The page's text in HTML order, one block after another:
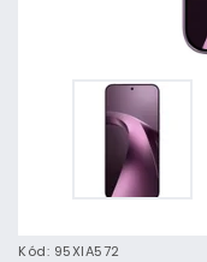
Kód: 95XIA572